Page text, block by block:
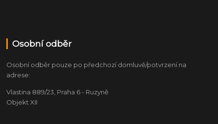
Osobní odběr
Osobní odběr pouze po předchozí domluvě/potvrzení na
adrese:
Vlastina 889/23, Praha 6 - Ruzyně
Objekt XII